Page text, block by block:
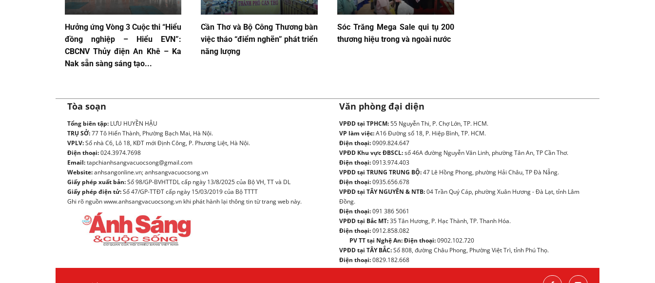
Hưởng ứng Vòng 3 Cuộc thi “Hiểu
đồng nghiệp – Hiểu EVN”:
CBCNV Thủy điện An Khê – Ka
Nak sẵn sàng sáng tạo...
Cần Thơ và Bộ Công Thương bàn
việc tháo “điểm nghẽn” phát triển
năng lượng
Sóc Trăng Mega Sale qui tụ 200
thương hiệu trong và ngoài nước
Tòa soạn
Tổng biên tập: LƯU HUYỀN HẬU
TRỤ SỞ:77 Tô Hiến Thành, Phường Bạch Mai, Hà Nội.
VPLV:Số nhà C6, Lô 18, KĐT mới Định Công, P. Phương Liệt, Hà Nội.
Điện thoại:024.3974.7698
Email:tapchianhsangvacuocsong@gmail.com
Website:anhsangonline.vn; anhsangvacuocsong.vn
Giấy phép xuất bản:Số 98/GP-BVHTTDL cấp ngày 13/8/2025 của Bộ VH, TT và DL
Giấy phép điện tử:Số 47/GP-TTĐT cấp ngày 15/03/2019 của Bộ TTTT
Ghi rõ nguồn www.anhsangvacuocsong.vn khi phát hành lại thông tin từ trang web này.
Văn phòng đại diện
VPĐD tại TPHCM:55 Nguyễn Thi, P. Chợ Lớn, TP. HCM.
VP làm việc:A16 Đường số 18, P. Hiệp Bình, TP. HCM.
Điện thoại:0909.824.647
VPĐD Khu vực ĐBSCL:số 46A đường Nguyễn Văn Linh, phường Tân An, TP Cần Thơ.
Điện thoại:0913.974.403
VPĐD tại TRUNG TRUNG BỘ:47 Lê Hồng Phong, phường Hải Châu, TP Đà Nẵng.
Điện thoại:0935.656.678
VPĐD tại TÂY NGUYÊN & NTB:04 Trần Quý Cáp, phường Xuân Hương - Đà Lạt, tỉnh Lâm
Đồng.
Điện thoại:091 386 5061
VPĐD tại Bắc MT:35 Tân Hương, P. Hạc Thành, TP. Thanh Hóa.
Điện thoại:0912.858.082
PV TT tại Nghệ An:Điện thoại:0902.102.720
VPĐD tại TÂY BẮC:Số 808, đường Châu Phong, Phường Việt Trì, tỉnh Phú Thọ.
Điện thoại:0829.182.668